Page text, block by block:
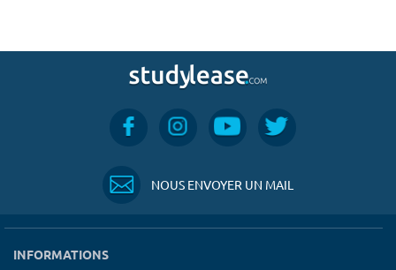
NOUS ENVOYER UN MAIL
INFORMATIONS